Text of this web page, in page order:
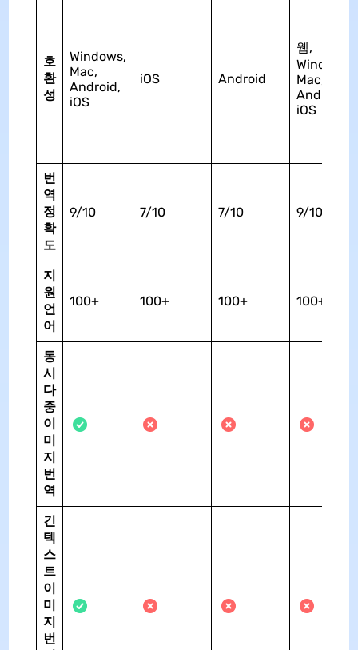
호
환
성
Windows,
Mac,
Android,
iOS
iOS Android
웹,
Windows,
Mac,
Android,
iOS
번
역
정
확
도
9/10 7/10 7/10 9/10
지
원
언
어
100+ 100+ 100+ 100+
동
시
다
중
이
미
지
번
역
긴
텍
스
트
이
미
지
번